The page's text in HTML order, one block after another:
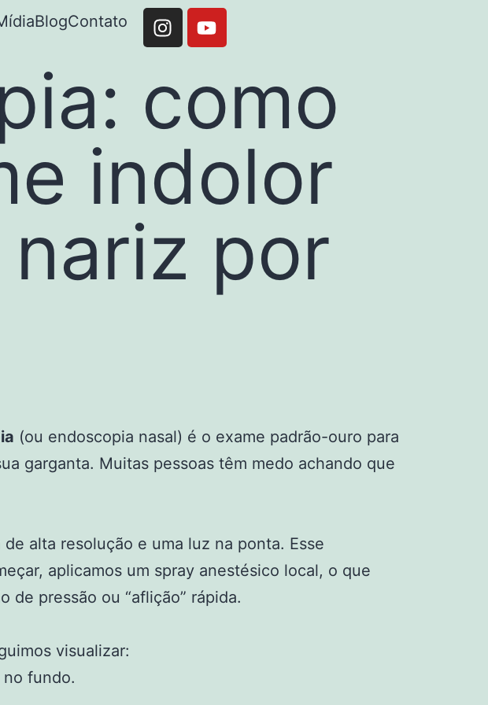
BlogContato
como
indolor
por
(ou endoscopia nasal) é o exame padrão-ouro para
garganta. Muitas pessoas têm medo achando que
alta resolução e uma luz na ponta. Esse
aplicamos um spray anestésico local, o que
de pressão ou “aflição” rápida.
visualizar:
fundo.